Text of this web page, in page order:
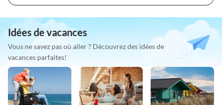
Idées de vacances
Vous ne savez pas où aller ? Découvrez des idées de
vacances parfaites!